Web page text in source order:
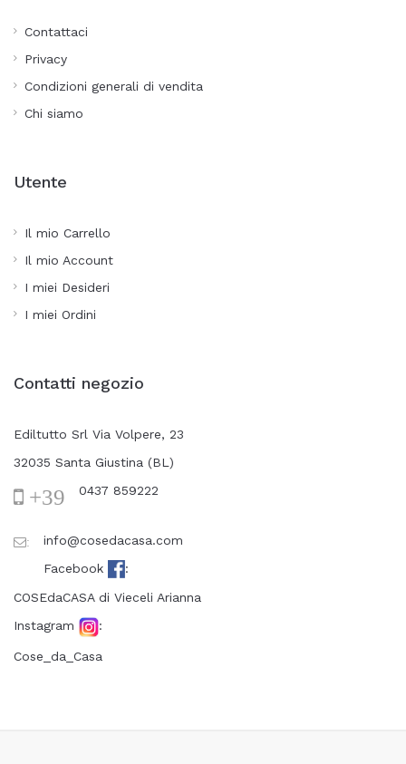
Contattaci
Privacy
Condizioni generali di vendita
Chi siamo
Utente
Il mio Carrello
Il mio Account
I miei Desideri
I miei Ordini
Contatti negozio
Ediltutto Srl Via Volpere, 23
32035 Santa Giustina (BL)
+39 0437 859222
:
info@cosedacasa.com
Facebook
:
COSEdaCASA di Vieceli Arianna
Instagram
:
Cose_da_Casa